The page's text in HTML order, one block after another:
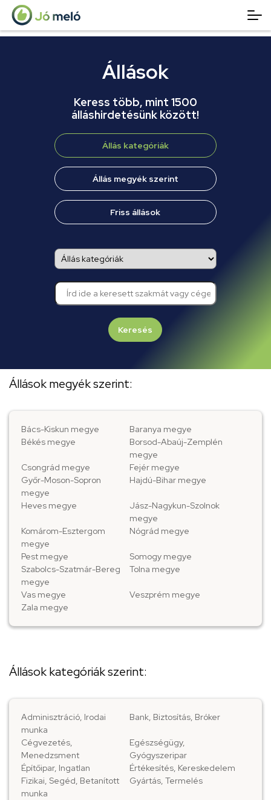
Állások
Keress több, mint 1500
álláshirdetésünk között!
Állás kategóriák
Állás megyék szerint
Friss állások
Keresés
Állások megyék szerint:
Bács-Kiskun megye
Baranya megye
Békés megye
Borsod-Abaúj-Zemplén
megye
Csongrád megye
Fejér megye
Győr-Moson-Sopron
megye
Hajdú-Bihar megye
Heves megye
Jász-Nagykun-Szolnok
megye
Komárom-Esztergom
megye
Nógrád megye
Pest megye
Somogy megye
Szabolcs-Szatmár-Bereg
megye
Tolna megye
Vas megye
Veszprém megye
Zala megye
Állások kategóriák szerint:
Adminisztráció, Irodai
munka
Bank, Biztosítás, Bróker
Cégvezetés,
Menedzsment
Egészségügy,
Gyógyszeripar
Építőipar, Ingatlan
Értékesítés, Kereskedelem
Fizikai, Segéd, Betanított
munka
Gyártás, Termelés